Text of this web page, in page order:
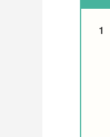
1